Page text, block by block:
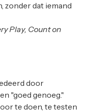
zonder dat iemand
Play, Count on
door
"goed genoeg."
te doen, te testen